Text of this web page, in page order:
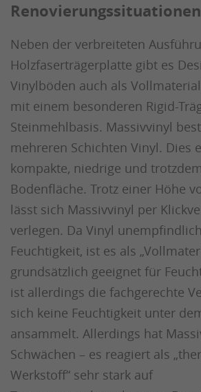
Renovierungssituationen
Neben der verbreiteten
Holzfaserträgerplatte gibt es
Vinylböden auch als
mit einem besonderen Rigid-
Steinmehlbasis. Massivvinyl
mehreren Schichten Vinyl. Dies
kompakte, niedrige und
Bodenfläche. Trotz einer Höhe
lässt sich Massivvinyl per
verlegen. Da Vinyl
Feuchtigkeit, ist es als
grundsätzlich geeignet für
ist allerdings die fachgerechte
sich keine Feuchtigkeit unter
ansammelt. Allerdings hat
Schwächen – es reagiert als
Werkstoff“ sehr stark auf